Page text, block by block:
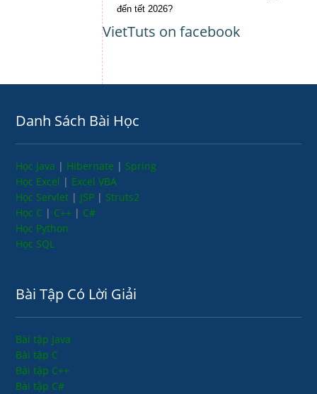
đến tết 2026?
VietTuts on facebook
Danh Sách Bài Học
Học Java | Hibernate | Spring
Học Excel | Excel VBA
Học Servlet | JSP | Struts2
Học C | C++ | C#
Học Python
Học SQL
Bài Tập Có Lời Giải
Bài tập Java
Bài tập C
Bài tập C++
Bài tập C#